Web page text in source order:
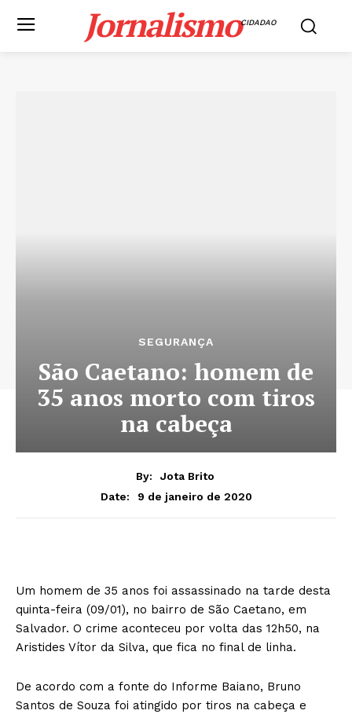
JornalismoCIDADAO
SEGURANÇA
São Caetano: homem de
35 anos morto com tiros
na cabeça
By:
Jota Brito
Date:
9 de janeiro de 2020
Um homem de 35 anos foi assassinado na tarde desta
quinta-feira (09/01), no bairro de São Caetano, em
Salvador. O crime aconteceu por volta das 12h50, na
Aristides Vítor da Silva, que fica no final de linha.
De acordo com a fonte do Informe Baiano, Bruno
Santos de Souza foi atingido por tiros na cabeça e